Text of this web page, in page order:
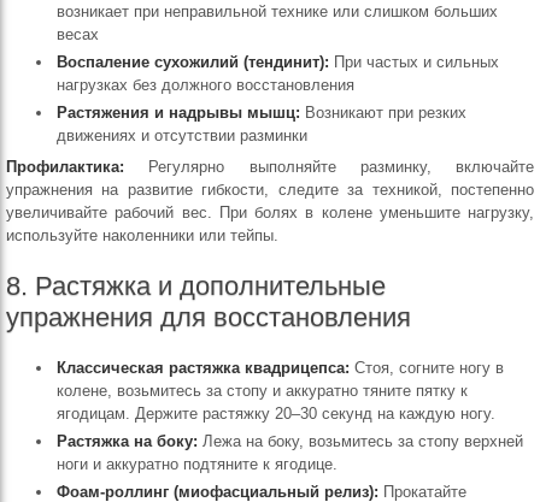
возникает при неправильной технике или слишком больших
весах
Воспаление сухожилий (тендинит): При частых и сильных
нагрузках без должного восстановления
Растяжения и надрывы мышц: Возникают при резких
движениях и отсутствии разминки
Профилактика: Регулярно выполняйте разминку, включайте
упражнения на развитие гибкости, следите за техникой, постепенно
увеличивайте рабочий вес. При болях в колене уменьшите нагрузку,
используйте наколенники или тейпы.
8. Растяжка и дополнительные
упражнения для восстановления
Классическая растяжка квадрицепса: Стоя, согните ногу в
колене, возьмитесь за стопу и аккуратно тяните пятку к
ягодицам. Держите растяжку 20–30 секунд на каждую ногу.
Растяжка на боку: Лежа на боку, возьмитесь за стопу верхней
ноги и аккуратно подтяните к ягодице.
Фоам-роллинг (миофасциальный релиз): Прокатайте